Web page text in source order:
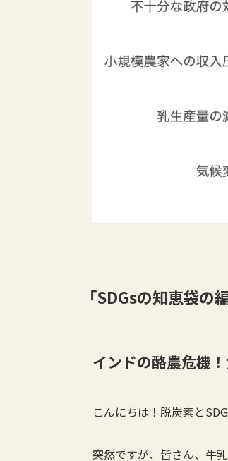
「SDGsの知恵袋の
インドの酪農危機
こんにちは！脱炭素と
突然ですが、皆さん、牛